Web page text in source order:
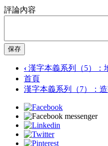
評論內容
保存
‹ 漢字本義系列（5）：
首頁
漢字本義系列（7）：